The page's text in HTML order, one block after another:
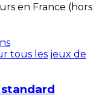
en France (hors